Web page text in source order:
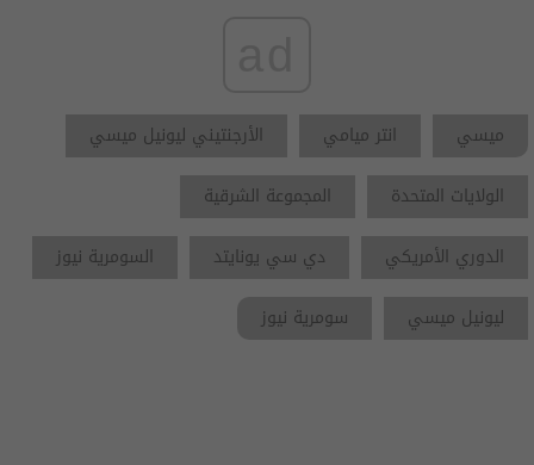
ميسي انتر ميامي
الأرجنتيني ليونيل ميسي
الولايات المتحدة
المجموعة الشرقية
الدوري الأمريكي
دي سي يونايتد
السومرية نيوز
ليونيل ميسي
سومرية نيوز